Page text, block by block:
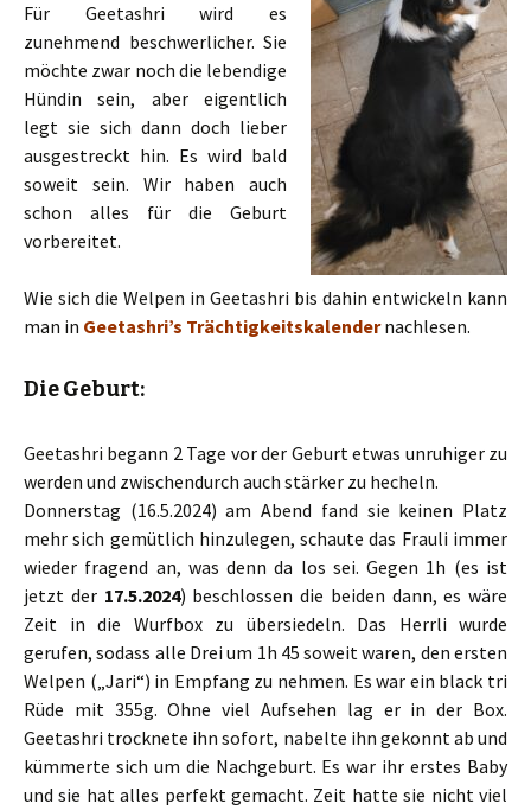
Für Geetashri wird es
zunehmend beschwerlicher. Sie
möchte zwar noch die lebendige
Hündin sein, aber eigentlich
legt sie sich dann doch lieber
ausgestreckt hin. Es wird bald
soweit sein. Wir haben auch
schon alles für die Geburt
vorbereitet.
Wie sich die Welpen in Geetashri bis dahin entwickeln kann
man in Geetashri’s Trächtigkeitskalendernachlesen.
Die Geburt:
Geetashri begann 2 Tage vor der Geburt etwas unruhiger zu
werden und zwischendurch auch stärker zu hecheln.
Donnerstag (16.5.2024) am Abend fand sie keinen Platz
mehr sich gemütlich hinzulegen, schaute das Frauli immer
wieder fragend an, was denn da los sei. Gegen 1h (es ist
jetzt der 17.5.2024) beschlossen die beiden dann, es wäre
Zeit in die Wurfbox zu übersiedeln. Das Herrli wurde
gerufen, sodass alle Drei um 1h 45 soweit waren, den ersten
Welpen („Jari“) in Empfang zu nehmen. Es war ein black tri
Rüde mit 355g. Ohne viel Aufsehen lag er in der Box.
Geetashri trocknete ihn sofort, nabelte ihn gekonnt ab und
kümmerte sich um die Nachgeburt. Es war ihr erstes Baby
und sie hat alles perfekt gemacht. Zeit hatte sie nicht viel